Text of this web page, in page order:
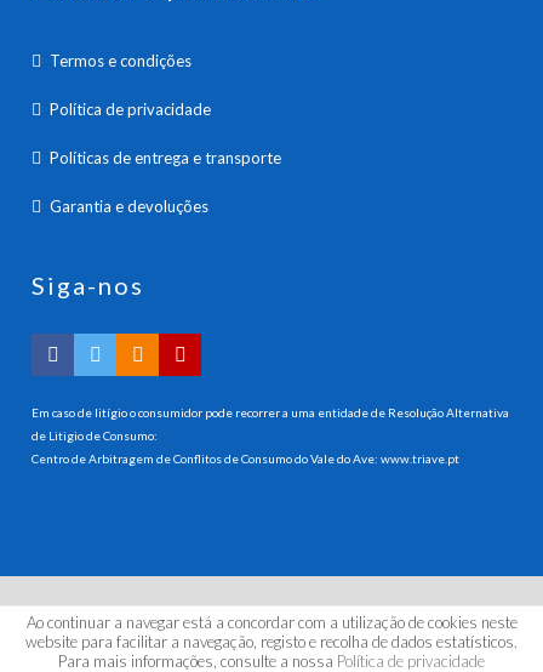
Termos e condições
Política de privacidade
Políticas de entrega e transporte
Garantia e devoluções
Siga-nos
Em caso de litígio o consumidor pode recorrer a uma entidade de Resolução Alternativa
de Litigio de Consumo:
Centro de Arbitragem de Conflitos de Consumo do Vale do Ave:www.triave.pt
© 2026 HANNA INSTRUMENTS PORTUGAL, LDA. Todos os
direitos reservados.
Ao continuar a navegar está a concordar com a utilização de cookies neste
website para facilitar a navegação, registo e recolha de dados estatísticos.
Para mais informações, consulte a nossa Política de privacidade